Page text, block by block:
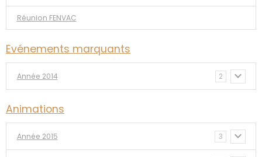
Réunion FENVAC
Evénements marquants
Année 2014 2
Animations
Année 2015 3